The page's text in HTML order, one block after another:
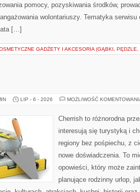
pomocy, pozyskiwania środków,
wolontariuszy. Tematyka
[…]
GADŻETY I AKCESORIA (GĄBKI, PĘDZLE,
LIP - 6 - 2026 MOŻLIWOŚĆ
Cherrish to różnorodna
interesują się turystyką i
regiony bez pośpiechu, z
nowe doświadczenia. To
opowieści, który może
planujące rodzinny urlop,